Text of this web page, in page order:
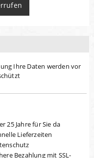
Ihre Daten werden vor
25 Jahre für Sie da
Lieferzeiten
Bezahlung mit SSL-